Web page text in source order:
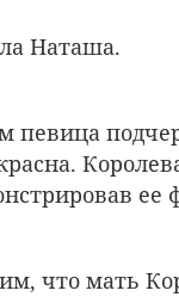
Наташа.
певица
ее
что мать